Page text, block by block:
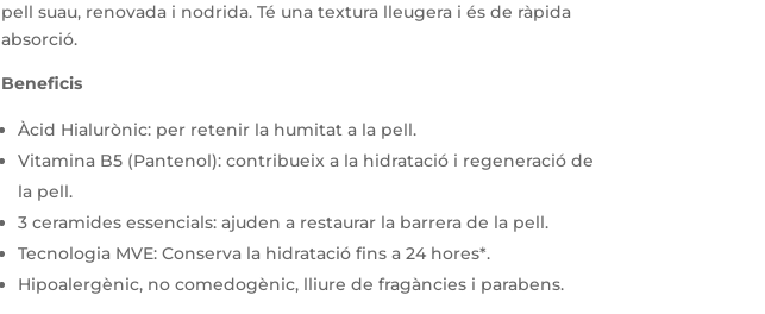
pell suau, renovada i nodrida. Té una textura lleugera i és de ràpida
absorció.
Beneficis
Àcid Hialurònic: per retenir la humitat a la pell.
Vitamina B5 (Pantenol): contribueix a la hidratació i regeneració de
la pell.
3 ceramides essencials: ajuden a restaurar la barrera de la pell.
Tecnologia MVE: Conserva la hidratació fins a 24 hores*.
Hipoalergènic, no comedogènic, lliure de fragàncies i parabens.